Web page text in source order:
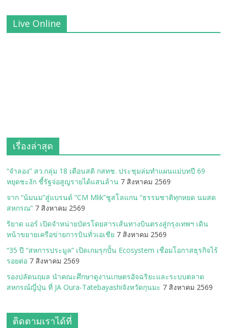
Live Online
เรื่องล่าสุด
“จำลอง” สว.กลุ่ม 18 เตือนสติ กสทช. ประชุมล่มทำแผนแม่บทปี 69
หยุดชะงัก ชี้รัฐจ่อสูญรายได้แสนล้าน 7 สิงหาคม 2569
จาก “น้มนม”สู่แบรนด์ “CM Mlik”ชูสโลแกน “ธรรมชาติทุกหยด นมสด
สหกรณ” 7 สิงหาคม 2569
ริยาด แอร์ เปิดจำหน่ายบัตรโดยสารเส้นทางบินตรงสู่กรุงเทพฯ เดิน
หน้าขยายเครือข่ายการบินทั่วเอเชีย 7 สิงหาคม 2569
“35 ปี “สหการประมูล” เปิดเกมรุกปั้น Ecosystem เชื่อมโอกาสธุรกิจไร้
รอยต่อ 7 สิงหาคม 2569
รองปลัดนฤมล นำคณะศึกษาดูงานเกษตรอัจฉริยะและระบบตลาด
สหกรณ์ญี่ปุ่น ที่ JA Oura-Tatebayashiจังหวัดกุนมะ 7 สิงหาคม 2569
ติดตามเราได้ที่